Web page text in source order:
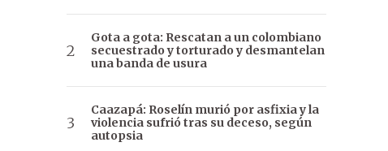
Gota a gota: Rescatan a un colombiano
secuestrado y torturado y desmantelan
una banda de usura
Caazapá: Roselín murió por asfixia y la
violencia sufrió tras su deceso, según
autopsia